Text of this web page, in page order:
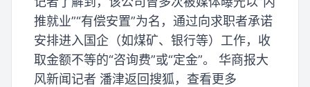
推就业”“有偿安置”为名，通过向求职者承诺
安排进入国企（如煤矿、银行等）工作，收
取金额不等的“咨询费”或“定金”。 华商报大
风新闻记者 潘津返回搜狐，查看更多